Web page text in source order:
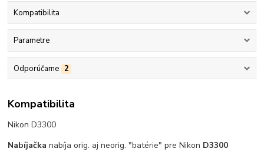
Kompatibilita
Parametre
Odporúčame 2
Kompatibilita
Nikon D3300
Nabíjačka nabíja orig. aj neorig. "batérie" pre Nikon D3300